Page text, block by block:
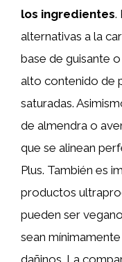
los ingredientes.
alternativas a la
base de guisante
alto contenido de
saturadas.
de almendra o
que se alinean
Plus. También es
productos
pueden ser
sean
dañinos. La